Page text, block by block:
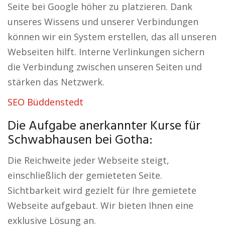
Seite bei Google höher zu platzieren. Dank
unseres Wissens und unserer Verbindungen
können wir ein System erstellen, das all unseren
Webseiten hilft. Interne Verlinkungen sichern
die Verbindung zwischen unseren Seiten und
stärken das Netzwerk.
SEO Büddenstedt
Die Aufgabe anerkannter Kurse für
Schwabhausen bei Gotha:
Die Reichweite jeder Webseite steigt,
einschließlich der gemieteten Seite.
Sichtbarkeit wird gezielt für Ihre gemietete
Webseite aufgebaut. Wir bieten Ihnen eine
exklusive Lösung an.